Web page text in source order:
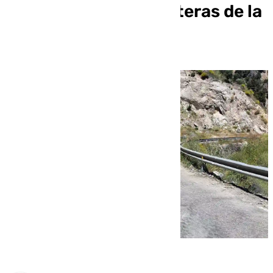
mejorar cuatro carreteras de la